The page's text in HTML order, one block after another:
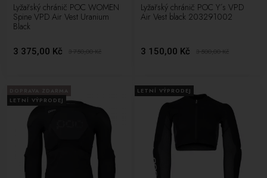
Lyžařský chránič POC WOMEN
Spine VPD Air Vest Uranium
Black
3 375,00 Kč 3 750,00Kč
Lyžařský chránič POC Y´s VPD
Air Vest black 203291002
3 150,00 Kč 3 500,00Kč
LETNÍ VÝPRODEJ
LETNÍ VÝPRODEJ